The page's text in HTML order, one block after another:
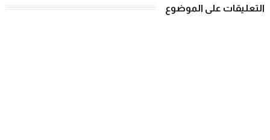
التعليقات على الموضوع